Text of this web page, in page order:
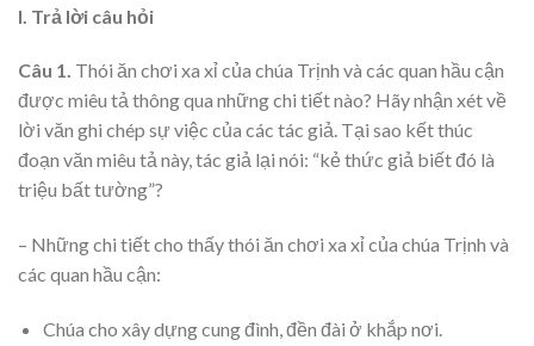
I. Trả lời câu hỏi
Câu 1. Thói ăn chơi xa xỉ của chúa Trịnh và các quan hầu cận
được miêu tả thông qua những chi tiết nào? Hãy nhận xét về
lời văn ghi chép sự việc của các tác giả. Tại sao kết thúc
đoạn văn miêu tả này, tác giả lại nói: “kẻ thức giả biết đó là
triệu bất tường”?
– Những chi tiết cho thấy thói ăn chơi xa xỉ của chúa Trịnh và
các quan hầu cận:
Chúa cho xây dựng cung đình, đền đài ở khắp nơi.